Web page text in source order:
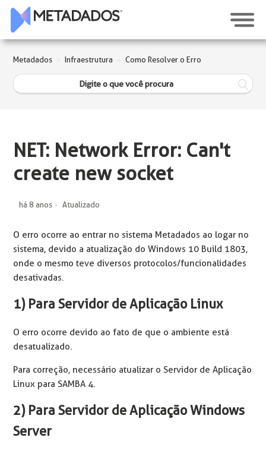
Metadados Infraestrutura Como Resolver o Erro
NET: Network Error: Can't
create new socket
há 8 anos Atualizado
O erro ocorre ao entrar no sistema Metadados ao logar no
sistema, devido a atualização do Windows 10 Build 1803,
onde o mesmo teve diversos protocolos/funcionalidades
desativadas.
1) Para Servidor de Aplicação Linux
O erro ocorre devido ao fato de que o ambiente está
desatualizado.
Para correção, necessário atualizar o Servidor de Aplicação
Linux para SAMBA 4.
2) Para Servidor de Aplicação Windows
Server